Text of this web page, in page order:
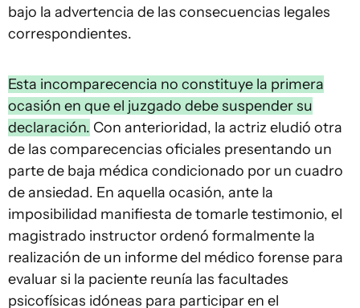
bajo la advertencia de las consecuencias legales
correspondientes.
Esta incomparecencia no constituye la primera
ocasión en que el juzgado debe suspender su
declaración. Con anterioridad, la actriz eludió otra
de las comparecencias oficiales presentando un
parte de baja médica condicionado por un cuadro
de ansiedad. En aquella ocasión, ante la
imposibilidad manifiesta de tomarle testimonio, el
magistrado instructor ordenó formalmente la
realización de un informe del médico forense para
evaluar si la paciente reunía las facultades
psicofísicas idóneas para participar en el